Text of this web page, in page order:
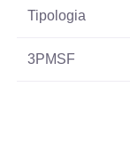
Tipologia
3PMSF